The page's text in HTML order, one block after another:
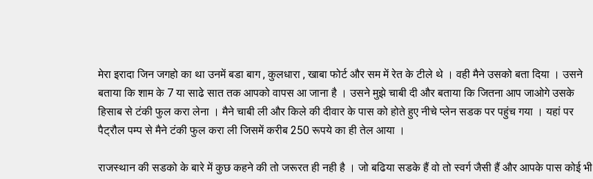
मेरा इरादा जिन जगहो का था उनमें बडा बाग , कुलधारा , खाबा फोर्ट और सम में रेत के टीले थे । वही मैने उसको बता दिया । उसने
बताया कि शाम के 7 या साढे सात तक आपको वापस आ जाना है । उसने मुझे चाबी दी और बताया कि जितना आप जाओगे उसके
हिसाब से टंकी फुल करा लेना । मैने चाबी ली और किले की दीवार के पास को होते हुए नीचे प्लेन सडक पर पहुंच गया । यहां पर
पैट्रौल पम्प से मैने टंकी फुल करा ली जिसमें करीब 250 रूपये का ही तेल आया ।
राजस्थान की सडको के बारे में कुछ कहने की तो जरूरत ही नही है । जो​ बढिया सडके हैं वो तो स्वर्ग जैसी हैं और आपके पास कोई भी